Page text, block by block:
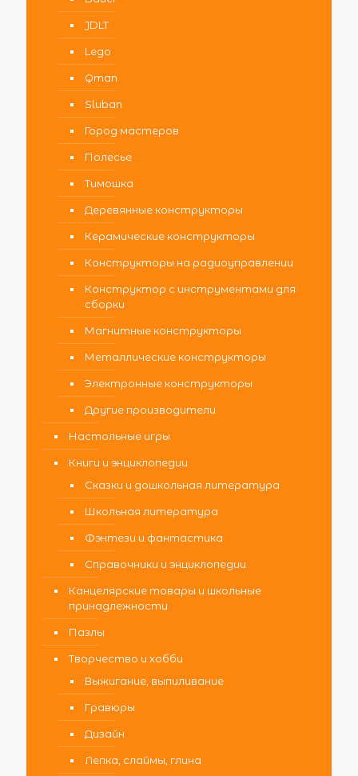
JDLT
Lego
Qman
Sluban
Город мастеров
Полесье
Тимошка
Деревянные конструкторы
Керамические конструкторы
Конструкторы на радиоуправлении
Конструктор с инструментами для
сборки
Магнитные конструкторы
Металлические конструкторы
Электронные конструкторы
Другие производители
Настольные игры
Книги и энциклопедии
Сказки и дошкольная литература
Школьная литература
Фэнтези и фантастика
Справочники и энциклопедии
Канцелярские товары и школьные
принадлежности
Пазлы
Творчество и хобби
Выжигание, выпиливание
Гравюры
Дизайн
Лепка, слаймы, глина